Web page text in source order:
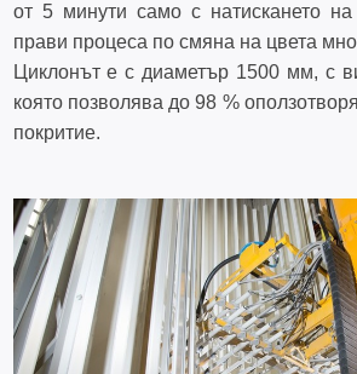
от 5 минути само с натискането на
прави процеса по смяна на цвета
Циклонът е с диаметър 1500 мм, с
която позволява до 98 %
покритие.